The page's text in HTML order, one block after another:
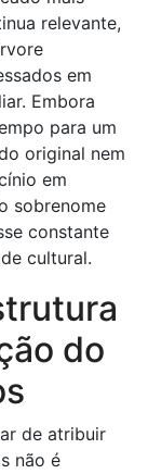
relevante,
​​em
Embora
para um
original nem
em
sobrenome
constante
cultural.
do
de atribuir
não é